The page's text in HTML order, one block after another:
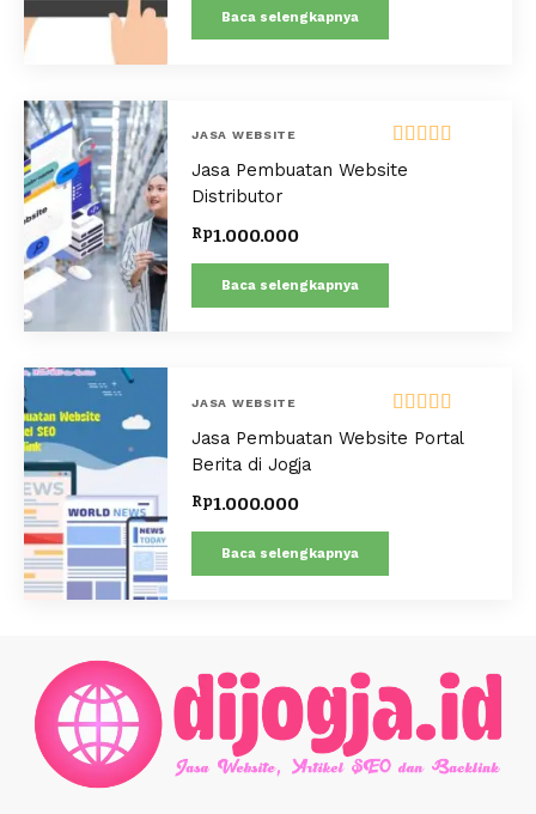
Baca selengkapnya
JASA WEBSITE
Dinilai
dari 5
Jasa Pembuatan Website
Distributor
Rp1.000.000
Baca selengkapnya
JASA WEBSITE
Dinilai5.00
dari 5
Jasa Pembuatan Website Portal
Berita di Jogja
Rp1.000.000
Baca selengkapnya